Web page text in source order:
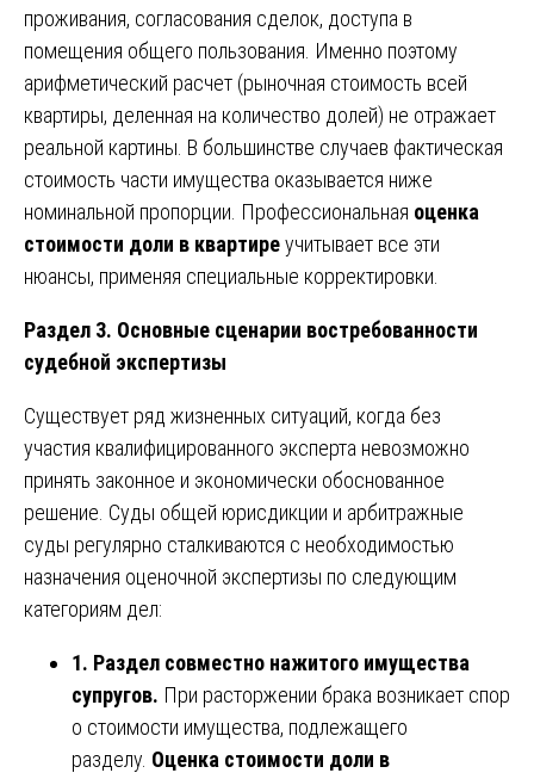
проживания, согласования сделок, доступа в
помещения общего пользования. Именно поэтому
арифметический расчет (рыночная стоимость всей
квартиры, деленная на количество долей) не отражает
реальной картины. В большинстве случаев фактическая
стоимость части имущества оказывается ниже
номинальной пропорции. Профессиональная оценка
стоимости доли в квартиреучитывает все эти
нюансы, применяя специальные корректировки.
Раздел 3. Основные сценарии востребованности
судебной экспертизы
Существует ряд жизненных ситуаций, когда без
участия квалифицированного эксперта невозможно
принять законное и экономически обоснованное
решение. Суды общей юрисдикции и арбитражные
суды регулярно сталкиваются с необходимостью
назначения оценочной экспертизы по следующим
категориям дел:
1. Раздел совместно нажитого имущества
супругов. При расторжении брака возникает спор
о стоимости имущества, подлежащего
разделу. Оценка стоимости доли в